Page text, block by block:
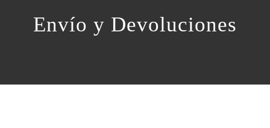
Envío y Devoluciones